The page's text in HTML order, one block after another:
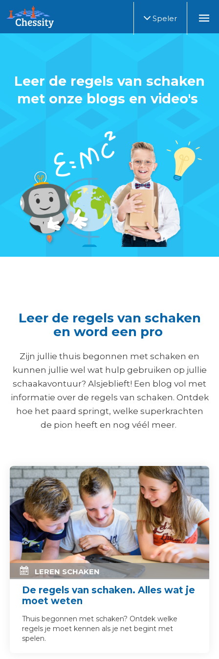
Speler
Leer de regels van schaken
met onze blogs en video's
Leer de regels van schaken
en word een pro
Zijn jullie thuis begonnen met schaken en
kunnen jullie wel wat hulp gebruiken op jullie
schaakavontuur? Alsjeblieft! Een blog vol met
informatie over de regels van schaken. Ontdek
hoe het paard springt, welke superkrachten
de pion heeft en nog véél meer.
LEREN SCHAKEN
De regels van schaken. Alles wat je
moet weten
Thuis begonnen met schaken? Ontdek welke
regels je moet kennen als je net begint met
spelen.